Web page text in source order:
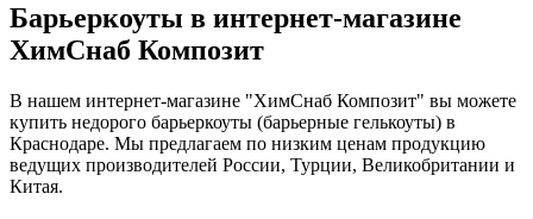
Барьеркоуты в интернет-магазине
ХимСнаб Композит
В нашем интернет-магазине "ХимСнаб Композит" вы можете
купить недорого барьеркоуты (барьерные гелькоуты) в
Краснодаре. Мы предлагаем по низким ценам продукцию
ведущих производителей России, Турции, Великобритании и
Китая.